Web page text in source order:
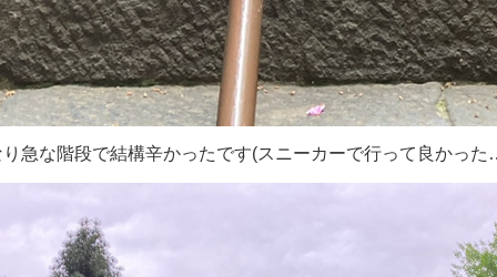
り急な階段で結構辛かったです(スニーカーで行って良かっ